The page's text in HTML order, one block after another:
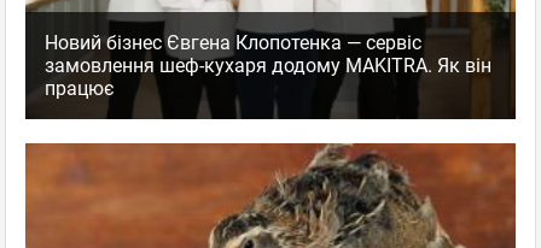
Новий бізнес Євгена Клопотенка — сервіс
замовлення шеф-кухаря додому MAKITRA. Як він
працює